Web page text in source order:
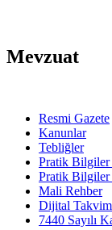
Mevzuat
Resmi Gazete
Kanunlar
Tebliğler
Pratik Bilgiler
Pratik
Mali Rehber
Dijital Takvim
7440 Sayılı